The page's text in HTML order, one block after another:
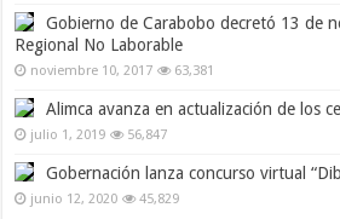
Gobierno de Carabobo decretó 13 de
Regional No Laborable
noviembre 10, 2017 63,381
Alimca avanza en actualización de los
julio 1, 2019 56,847
Gobernación lanza concurso virtual
junio 12, 2020 45,829